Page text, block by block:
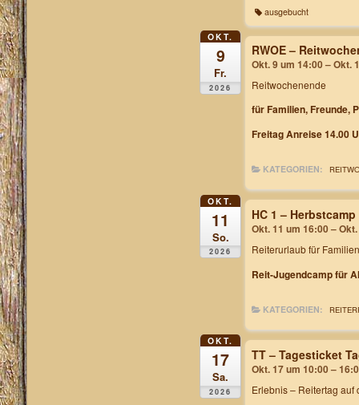
ausgebucht
OKT.
9
Fr.
2026
RWOE –
Okt. 9 um 14:00 – Okt.
Reitwochenende
für Familien, Freunde,
Freitag Anreise 14.00
KATEGORIEN:
OKT.
11
So.
2026
HC 1 – Herbstcamp
Okt. 11 um 16:00 –
Reiterurlaub für Familien
Reit-Jugendcamp für
KATEGORIEN:
OKT.
17
Sa.
2026
TT – Tagesticket
Okt. 17 um 10:00 –
Erlebnis – Reitertag auf